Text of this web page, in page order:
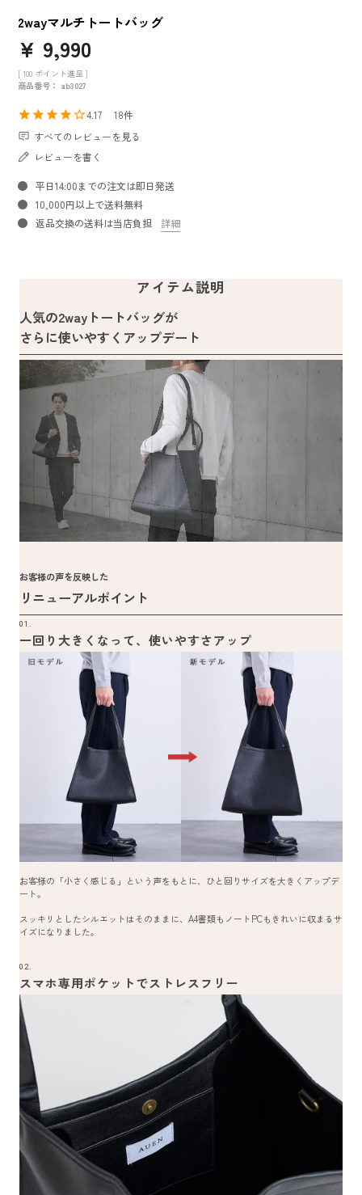
2wayマルチトートバッグ
¥ 9,990
[ 100 ポイント進呈 ]
商品番号
ab3027
4.17
18
すべてのレビューを見る
レビューを書く
平日14:00までの注文は即日発送
10,000円以上で送料無料
返品交換の送料は当店負担
詳細
アイテム説明
人気の2wayトートバッグが
さらに使いやすくアップデート
お客様の声を反映した
リニューアルポイント
01.
一回り大きくなって、使いやすさアップ
お客様の「小さく感じる」という声をもとに、ひと回りサイズを大きくアップデ
ート。
スッキリとしたシルエットはそのままに、A4書類もノートPCもきれいに収まるサ
イズになりました。
02.
スマホ専用ポケットでストレスフリー